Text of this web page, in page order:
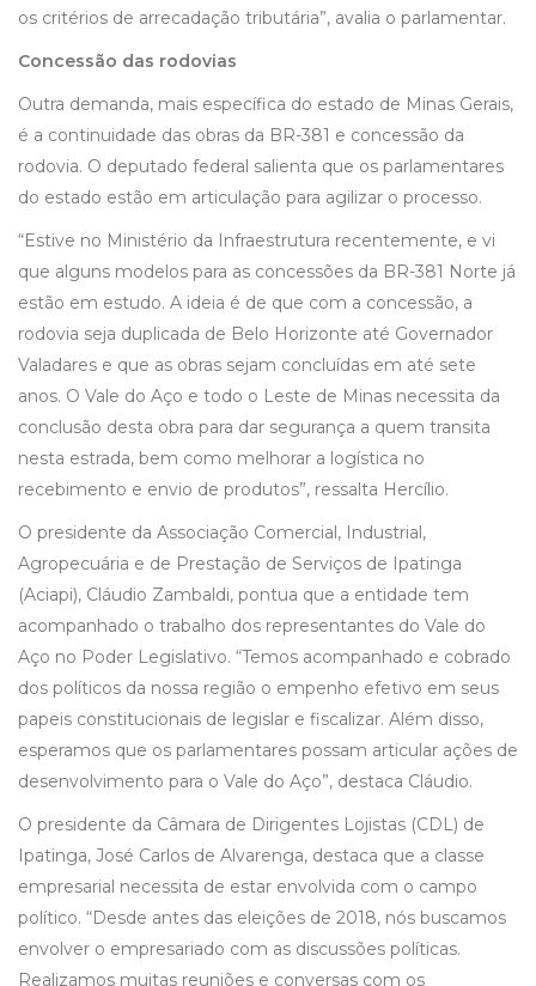
os critérios de arrecadação tributária”, avalia o parlamentar.
Concessão das rodovias
Outra demanda, mais específica do estado de Minas Gerais,
é a continuidade das obras da BR-381 e concessão da
rodovia. O deputado federal salienta que os parlamentares
do estado estão em articulação para agilizar o processo.
“Estive no Ministério da Infraestrutura recentemente, e vi
que alguns modelos para as concessões da BR-381 Norte já
estão em estudo. A ideia é de que com a concessão, a
rodovia seja duplicada de Belo Horizonte até Governador
Valadares e que as obras sejam concluídas em até sete
anos. O Vale do Aço e todo o Leste de Minas necessita da
conclusão desta obra para dar segurança a quem transita
nesta estrada, bem como melhorar a logística no
recebimento e envio de produtos”, ressalta Hercílio.
O presidente da Associação Comercial, Industrial,
Agropecuária e de Prestação de Serviços de Ipatinga
(Aciapi), Cláudio Zambaldi, pontua que a entidade tem
acompanhado o trabalho dos representantes do Vale do
Aço no Poder Legislativo. “Temos acompanhado e cobrado
dos políticos da nossa região o empenho efetivo em seus
papeis constitucionais de legislar e fiscalizar. Além disso,
esperamos que os parlamentares possam articular ações de
desenvolvimento para o Vale do Aço”, destaca Cláudio.
O presidente da Câmara de Dirigentes Lojistas (CDL) de
Ipatinga, José Carlos de Alvarenga, destaca que a classe
empresarial necessita de estar envolvida com o campo
político. “Desde antes das eleições de 2018, nós buscamos
envolver o empresariado com as discussões políticas.
Realizamos muitas reuniões e conversas com os